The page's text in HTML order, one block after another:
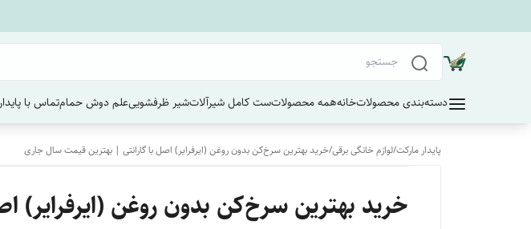
دسته‌بندی محصولاتخانههمه محصولاتست کامل شیرآلاتشیر ظرفشوییعلم دوش حمامتماس با
پایدار مارکت/لوازم خانگی برقی/خرید بهترین سرخ‌کن بدون روغن (ایرفرایر) اصل با گارانتی | بهترین قیمت سال جاری
خرید بهترین سرخ‌کن بدون روغن